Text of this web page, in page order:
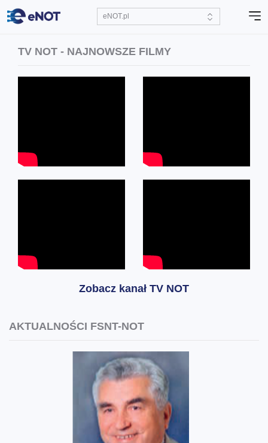
TV NOT - NAJNOWSZE FILMY
Zobacz kanał TV NOT
AKTUALNOŚCI FSNT-NOT